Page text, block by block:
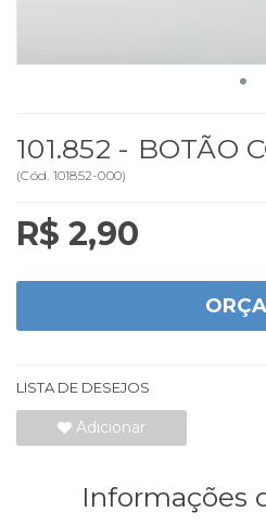
101.852 - BOTÃO
(Cód. 101852-000)
R$ 2,90
LISTA DE DESEJOS
Adicionar
Informações